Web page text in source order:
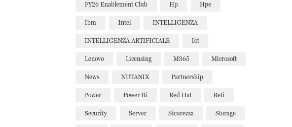
FY26 Enablement Club Hp Hpe
Ibm Intel INTELLIGENZA
INTELLIGENZA ARTIFICIALE Iot
Lenovo Licensing M365 Microsoft
News NUTANIX Partnership
Power Power Bi Red Hat Reti
Security Server Sicurezza Storage